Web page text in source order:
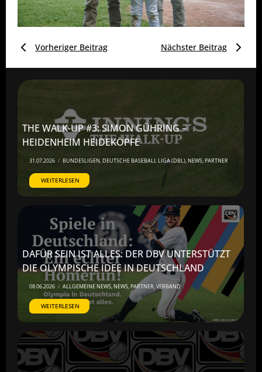
Vorheriger Beitrag Nächster Beitrag
THE WALK-UP #3: SIMON GÜHRING –
HEIDENHEIM HEIDEKÖPFE
31.07.2026 / BUNDESLIGEN,DEUTSCHE BASEBALL LIGA (DBL),NEWS,PARTNER
WEITERLESEN
DAFÜR SEIN IST ALLES: DER DBV UNTERSTÜTZT
DIE OLYMPISCHE IDEE IN DEUTSCHLAND
08.06.2026 / ALLGEMEINE NEWS,NEWS,PARTNER,VERBAND
WEITERLESEN